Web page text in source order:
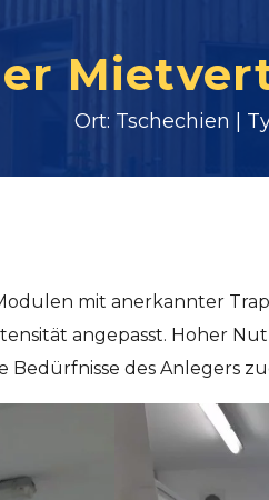
Ort: Tschechien |
mit anerkannter
angepasst. Hoher
Bedürfnisse des Anlegers